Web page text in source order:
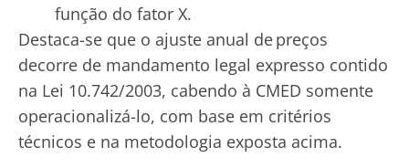
função do fator X.
Destaca-se que o ajuste anual de preços
decorre de mandamento legal expresso contido
na Lei 10.742/2003, cabendo à CMED somente
operacionalizá-lo, com base em critérios
técnicos e na metodologia exposta acima.